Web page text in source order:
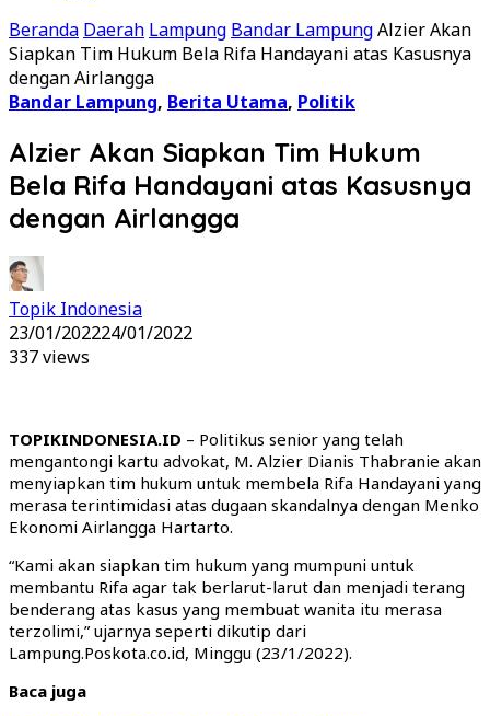
Beranda Daerah Lampung Bandar LampungAlzier Akan
Siapkan Tim Hukum Bela Rifa Handayani atas Kasusnya
dengan Airlangga
Bandar Lampung, Berita Utama, Politik
Alzier Akan Siapkan Tim Hukum
Bela Rifa Handayani atas Kasusnya
dengan Airlangga
Topik Indonesia
23/01/202224/01/2022
337 views
TOPIKINDONESIA.ID – Politikus senior yang telah
mengantongi kartu advokat, M. Alzier Dianis Thabranie akan
menyiapkan tim hukum untuk membela Rifa Handayani yang
merasa terintimidasi atas dugaan skandalnya dengan Menko
Ekonomi Airlangga Hartarto.
“Kami akan siapkan tim hukum yang mumpuni untuk
membantu Rifa agar tak berlarut-larut dan menjadi terang
benderang atas kasus yang membuat wanita itu merasa
terzolimi,” ujarnya seperti dikutip dari
Lampung.Poskota.co.id, Minggu (23/1/2022).
Baca juga